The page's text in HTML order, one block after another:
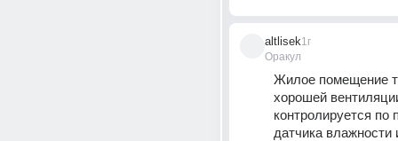
altlisek
Оракул
1г
Жилое помещение
хорошей
контролируется по
датчика влажности